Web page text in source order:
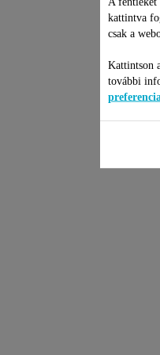
kattintva
csak a
Kattintson
további